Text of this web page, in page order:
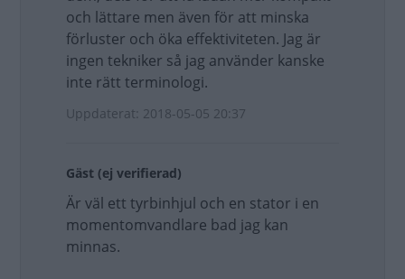
och lättare men även för att minska
förluster och öka effektiviteten. Jag är
ingen tekniker så jag använder kanske
inte rätt terminologi.
Uppdaterat: 2018-05-05 20:37
Gäst (ej verifierad)
Är väl ett tyrbinhjul och en stator i en
momentomvandlare bad jag kan
minnas.